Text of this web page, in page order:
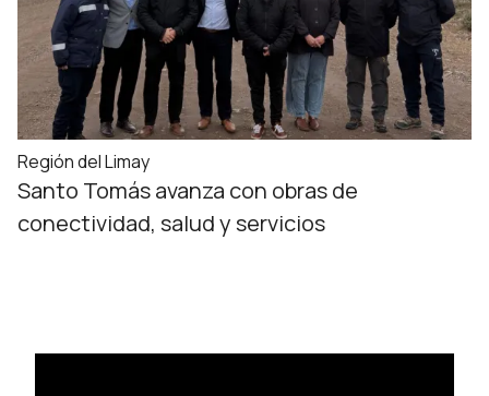
Región del Limay
Santo Tomás avanza con obras de
conectividad, salud y servicios